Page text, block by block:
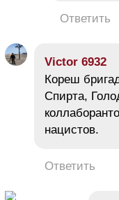
Ответить
Victor 6932
Кореш
Спирта,
нацистов.
Ответить